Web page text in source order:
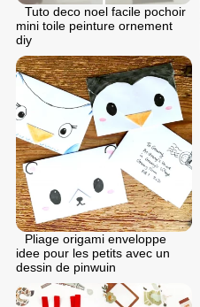
Tuto deco noel facile pochoir
mini toile peinture ornement
diy
Pliage origami enveloppe
idee pour les petits avec un
dessin de pinwuin